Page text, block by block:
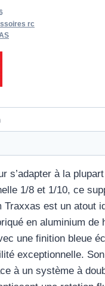
rc
s’adapter à la
1/8 et 1/10, ce
Traxxas est un atout
en aluminium de
une finition bleue
exceptionnelle.
à un système à